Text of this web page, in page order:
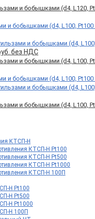
и бобышками (d4, L120,
без НДСТекущая
цена:
3567 руб.
НДС.
и бобышками (d4, L100,
и бобышками (d4, L100,
КТСП-Н
КТСП-Н Pt100
КТСП-Н Pt500
КТСП-Н Pt1000
КТСП-Н 100П
Н Pt100
Н Pt500
Н Pt1000
Н 100П